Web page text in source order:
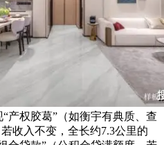
产权胶葛”（如衡宇有典质、查
收入不变，全长约7.3公里的